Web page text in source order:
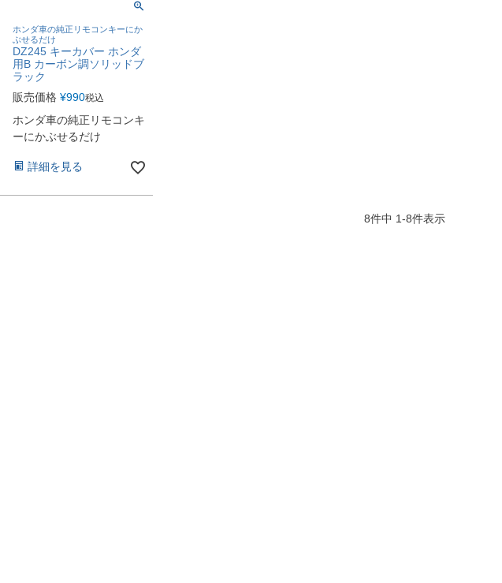
ホンダ車の純正リモコンキーにか
ぶせるだけ
DZ245 キーカバー ホンダ
用B カーボン調ソリッドブ
ラック
販売価格 ¥990税込
ホンダ車の純正リモコンキ
ーにかぶせるだけ
詳細を見る
8件中 1-8件表示